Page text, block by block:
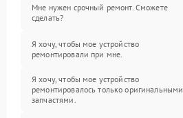
Мне нужен срочный ремонт. Сможете
сделать?
Я хочу, чтобы мое устройство
ремонтировали при мне.
Я хочу, чтобы мое устройство
ремонтировалось только оригинальными
запчастями.